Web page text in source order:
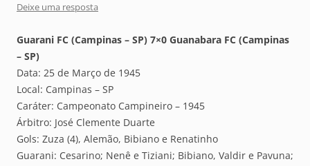
Deixe uma resposta
Guarani FC (Campinas – SP) 7×0 Guanabara FC (Campinas
– SP)
Data: 25 de Março de 1945
Local: Campinas – SP
Caráter: Campeonato Campineiro – 1945
Árbitro: José Clemente Duarte
Gols: Zuza (4), Alemão, Bibiano e Renatinho
Guarani: Cesarino; Nenê e Tiziani; Bibiano, Valdir e Pavuna;